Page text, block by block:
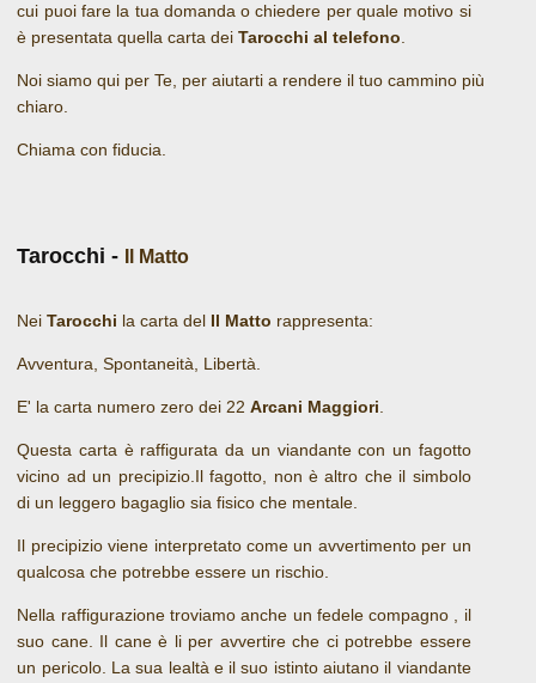
cui puoi fare la tua domanda o chiedere per quale motivo si
è presentata quella carta deiTarocchi al telefono.
Noi siamo qui per Te, per aiutarti a rendere il tuo cammino più
chiaro.
Chiama con fiducia.
Tarocchi - Il Matto
NeiTarocchi la carta del Il Matto rappresenta:
Avventura, Spontaneità, Libertà.
E' la carta numero zero dei 22Arcani Maggiori.
Questa carta è raffigurata da un viandante con un fagotto
vicino ad un precipizio.Il fagotto, non è altro che il simbolo
di un leggero bagaglio sia fisico che mentale.
Il precipizio viene interpretato come un avvertimento per un
qualcosa che potrebbe essere un rischio.
Nella raffigurazione troviamo anche un fedele compagno , il
suo cane. Il cane è li per avvertire che ci potrebbe essere
un pericolo. La sua lealtà e il suo istinto aiutano il viandante